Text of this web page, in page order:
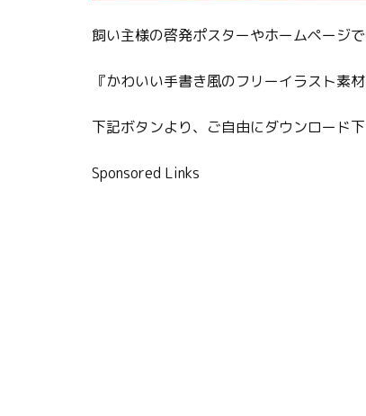
飼い主様の啓発ポスターやホームページ
『かわいい手書き風のフリーイラスト素
下記ボタンより、ご自由にダウンロード下
Sponsored Links